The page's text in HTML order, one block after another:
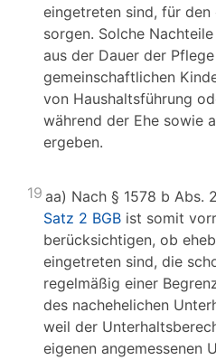
eingetreten sind, für den
sorgen. Solche
aus der Dauer der
gemeinschaftlichen
von Haushaltsführung
während der Ehe sowie
ergeben.
19 aa) Nach § 1578 b Abs.
Satz 2 BGB ist somit
berücksichtigen, ob
eingetreten sind, die
regelmäßig einer
des nachehelichen
weil der
eigenen angemessenen